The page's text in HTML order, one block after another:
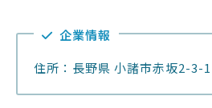
企業情報
住所：長野県 小諸市赤坂2-3-1